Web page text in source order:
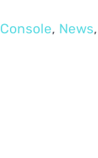
Console, News,